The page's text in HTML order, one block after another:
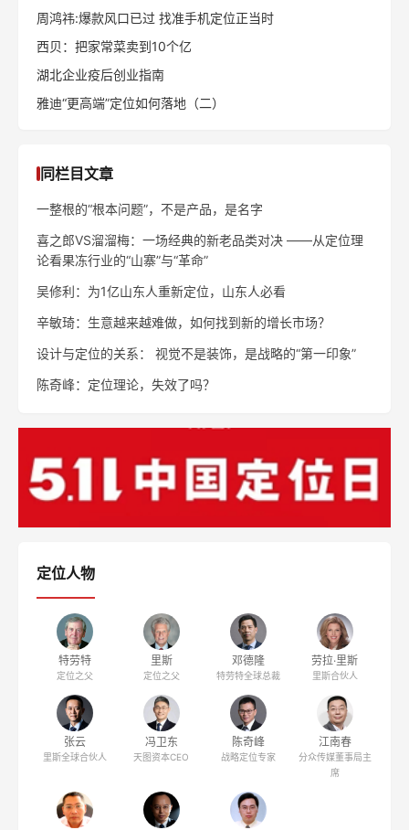
周鸿祎:爆款风口已过 找准手机定位正当时
西贝：把家常菜卖到10个亿
湖北企业疫后创业指南
雅迪“更高端”定位如何落地（二）
同栏目文章
一整根的“根本问题”，不是产品，是名字
喜之郎VS溜溜梅：一场经典的新老品类对决 ——从定位理
论看果冻行业的“山寨”与“革命”
吴修利：为1亿山东人重新定位，山东人必看
辛敏琦：生意越来越难做，如何找到新的增长市场？
设计与定位的关系： 视觉不是装饰，是战略的“第一印象”
陈奇峰：定位理论，失效了吗？
定位人物
特劳特
定位之父
里斯
定位之父
邓德隆
特劳特全球总裁
劳拉·里斯
里斯合伙人
张云
里斯全球合伙人
冯卫东
天图资本CEO
陈奇峰
战略定位专家
江南春
分众传媒董事局主
席